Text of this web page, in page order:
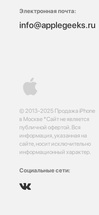
© 2013-2025 Продажа iPhone
в Москве *Сайт не является
публичной офертой. Вся
информация, указанная на
сайте, носит исключительно
информационный характер.
Социальные сети:
Электронная почта:
info@applegeeks.ru